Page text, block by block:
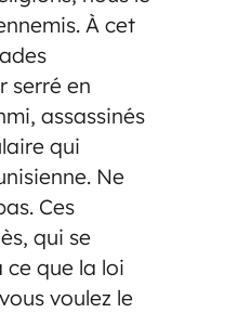
À cet
serré en
assassinés
qui
Ne
Ces
qui se
ce que la loi
voulez le